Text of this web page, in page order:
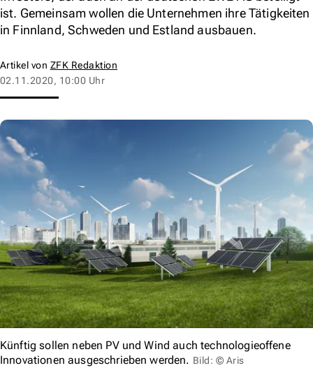
ist. Gemeinsam wollen die Unternehmen ihre Tätigkeiten
in Finnland, Schweden und Estland ausbauen.
Artikel von ZFK Redaktion
02.11.2020, 10:00 Uhr
Künftig sollen neben PV und Wind auch technologieoffene
Innovationen ausgeschrieben werden. Bild: © Aris